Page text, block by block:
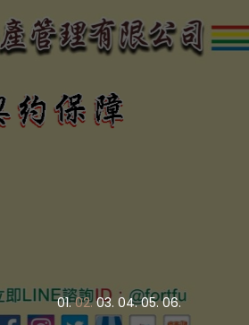
情合理合法、正規經
只要是合法有憑據的債
01. 02. 03. 04. 05. 06.